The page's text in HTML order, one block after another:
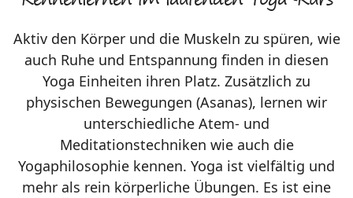
Aktiv den Körper und die Muskeln zu spüren, wie
auch Ruhe und Entspannung finden in diesen
Yoga Einheiten ihren Platz. Zusätzlich zu
physischen Bewegungen (Asanas), lernen wir
unterschiedliche Atem- und
Meditationstechniken wie auch die
Yogaphilosophie kennen. Yoga ist vielfältig und
mehr als rein körperliche Übungen. Es ist eine